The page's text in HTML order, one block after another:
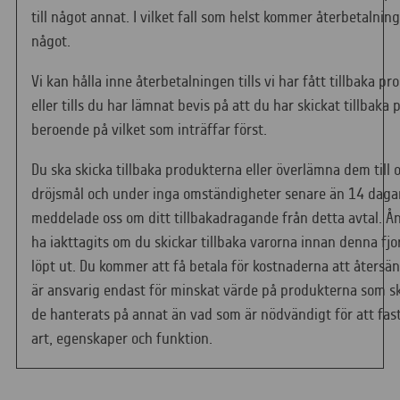
till något annat. I vilket fall som helst kommer
något.
Vi kan hålla inne återbetalningen tills vi har fått tillbaka
eller tills du har lämnat bevis på att du har skickat tillbaka
beroende på vilket som inträffar först.
Du ska skicka tillbaka produkterna eller överlämna dem till
dröjsmål och under inga omständigheter senare än 14
meddelade oss om ditt tillbakadragande från detta avtal.
ha iakttagits om du skickar tillbaka varorna innan denna
löpt ut. Du kommer att få betala för kostnaderna att
är ansvarig endast för minskat värde på produkterna som
de hanterats på annat än vad som är nödvändigt för att
art, egenskaper och funktion.